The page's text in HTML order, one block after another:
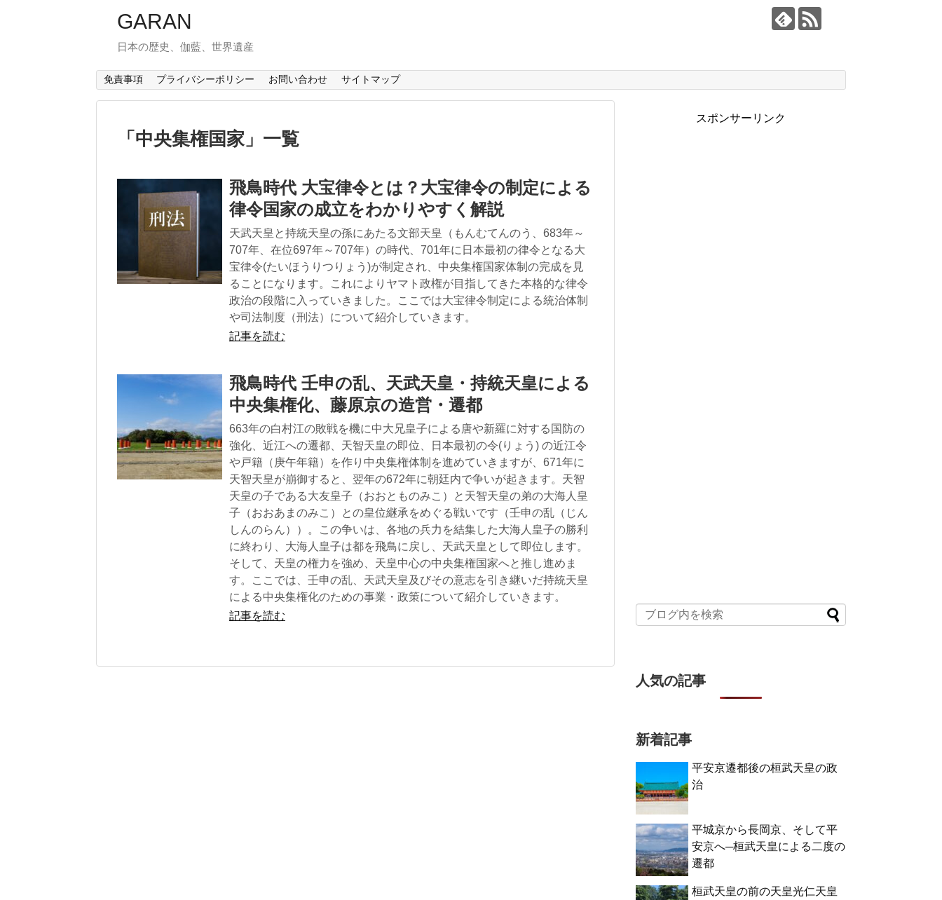
GARAN
日本の歴史、伽藍、世界遺産
免責事項 プライバシーポリシー お問い合わせ サイトマップ
「 中央集権国家 」 一覧
飛鳥時代 大宝律令とは？大宝律令の制定による
律令国家の成立をわかりやすく解説
天武天皇と持統天皇の孫にあたる文部天皇（もんむてんのう、683年～
707年、在位697年～707年）の時代、701年に日本最初の律令となる大
宝律令(たいほうりつりょう)が制定され、中央集権国家体制の完成を見
ることになります。これによりヤマト政権が目指してきた本格的な律令
政治の段階に入っていきました。ここでは大宝律令制定による統治体制
や司法制度（刑法）について紹介していきます。
記事を読む
飛鳥時代 壬申の乱、天武天皇・持統天皇による
中央集権化、藤原京の造営・遷都
663年の白村江の敗戦を機に中大兄皇子による唐や新羅に対する国防の
強化、近江への遷都、天智天皇の即位、日本最初の令(りょう) の近江令
や戸籍（庚午年籍）を作り中央集権体制を進めていきますが、671年に
天智天皇が崩御すると、翌年の672年に朝廷内で争いが起きます。天智
天皇の子である大友皇子（おおとものみこ）と天智天皇の弟の大海人皇
子（おおあまのみこ）との皇位継承をめぐる戦いです（壬申の乱（じん
しんのらん））。この争いは、各地の兵力を結集した大海人皇子の勝利
に終わり、大海人皇子は都を飛鳥に戻し、天武天皇として即位します。
そして、天皇の権力を強め、天皇中心の中央集権国家へと推し進めま
す。ここでは、壬申の乱、天武天皇及びその意志を引き継いだ持統天皇
による中央集権化のための事業・政策について紹介していきます。
記事を読む
スポンサーリンク
人気の記事
新着記事
平安京遷都後の桓武天皇の政
治
平城京から長岡京、そして平
安京へ─桓武天皇による二度の
遷都
桓武天皇の前の天皇光仁天皇